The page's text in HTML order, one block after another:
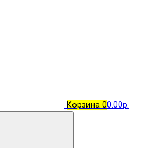
Корзина 00.00р.